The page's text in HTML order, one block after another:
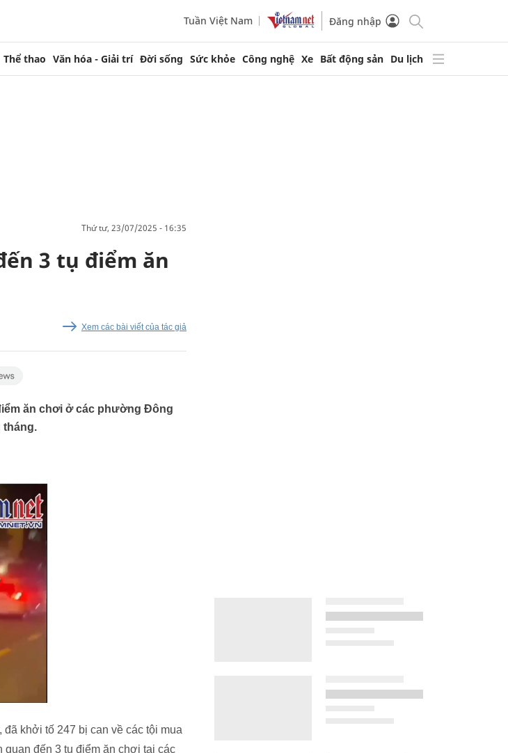
Tuần Việt Nam Đăng nhập
Thể thao Văn hóa - Giải trí Đời sống Sức khỏe Công nghệ Xe Bất động sản Du lịch
thứ tư, 23/07/2025 - 16:35
3 tụ điểm ăn
Xem các bài viết của tác giả
ăn chơi ở các phường Đông
tháng.
khởi tố 247 bị can về các tội mua
quan đến 3 tụ điểm ăn chơi tại các